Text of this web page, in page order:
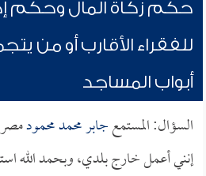
حكم زكاة المال وحكم
للفقراء الأقارب أو من
أبواب المساجد
السؤال: المستمعجابر محمد محمود
إنني أعمل خارج بلدي، وبحمد الله